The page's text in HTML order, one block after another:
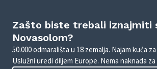
Zašto biste trebali iznajmiti
Novasolom?
50.000 odmarališta u 18 zemalja. Najam kuća
Uslužni uredi diljem Europe. Nema naknada